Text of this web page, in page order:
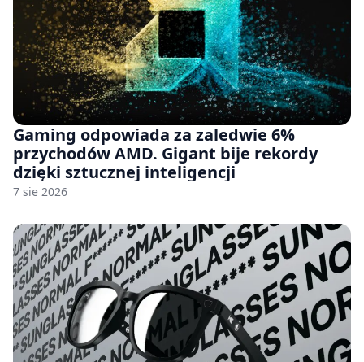
Gaming odpowiada za zaledwie 6%
przychodów AMD. Gigant bije rekordy
dzięki sztucznej inteligencji
7 sie 2026